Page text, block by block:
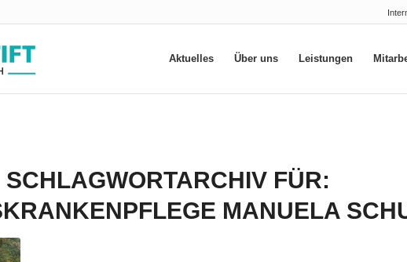
Aktuelles Über uns Leistungen
SCHLAGWORTARCHIV FÜR:
MANUELA